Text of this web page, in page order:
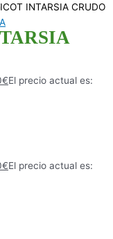
INTARSIA CRUDO
€El precio actual es:
€El precio actual es: